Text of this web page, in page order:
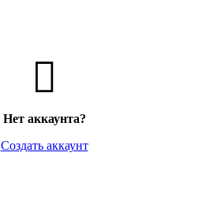
Нет аккаунта?
Создать аккаунт